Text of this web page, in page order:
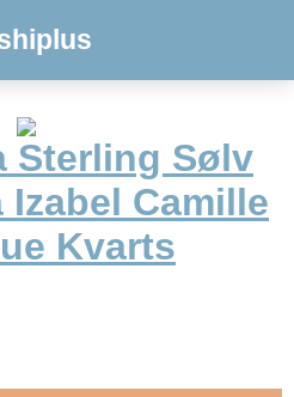
Sterling Sølv
Camille
Kvarts